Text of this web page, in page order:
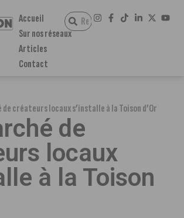
Accueil
Sur nos réseaux
Articles
Contact
de créateurs locaux s’installe à la Toison d’Or
de
locaux
à la Toison